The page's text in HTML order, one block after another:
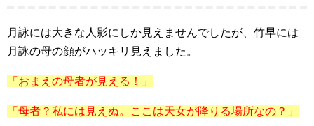
月詠には大きな人影にしか見えませんでしたが、竹早には
月詠の母の顔がハッキリ見えました。
「おまえの母者が見える！」
「母者？私には見えぬ。ここは天女が降りる場所なの？」